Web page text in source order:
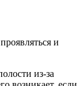
и
из-за